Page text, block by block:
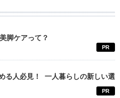
脚ケアって？
PR
る人必見！ 一人暮らしの新しい選
PR